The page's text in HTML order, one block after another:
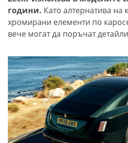
години. Като алтернатива на
хромирани елементи по
вече могат да поръчат